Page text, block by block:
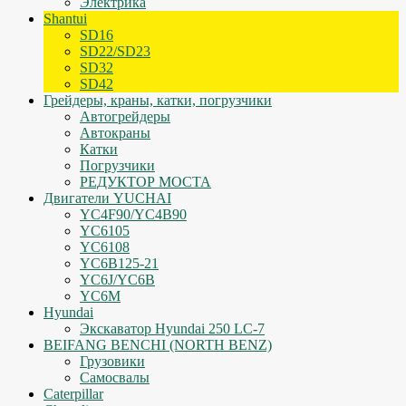
Shantui
SD16
SD22/SD23
SD32
SD42
Грейдеры, краны, катки, погрузчики
Автогрейдеры
Автокраны
Катки
Погрузчики
РЕДУКТОР МОСТА
Двигатели YUCHAI
YC4F90/YC4B90
YC6105
YC6108
YC6B125-21
YC6J/YC6B
YC6M
Hyundai
Экскаватор Hyundai 250 LC-7
BEIFANG BENCHI (NORTH BENZ)
Грузовики
Самосвалы
Caterpillar